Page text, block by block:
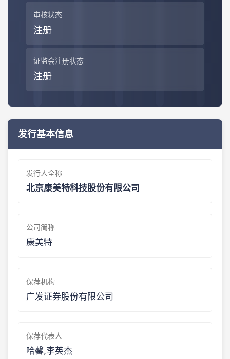
审核状态
注册
证监会注册状态
注册
发行基本信息
发行人全称
北京康美特科技股份有限公司
公司简称
康美特
保荐机构
广发证券股份有限公司
保荐代表人
哈馨,李英杰